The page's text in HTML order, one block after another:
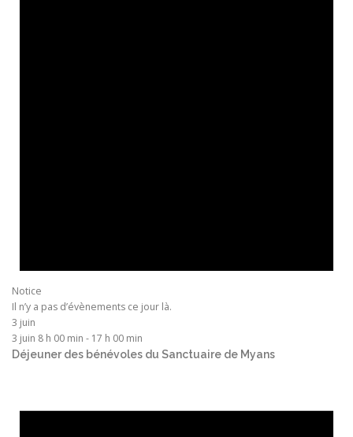
Notice
Il n’y a pas d’évènements ce jour là.
3 juin
3 juin 8 h 00 min - 17 h 00 min
Déjeuner des bénévoles du Sanctuaire de Myans